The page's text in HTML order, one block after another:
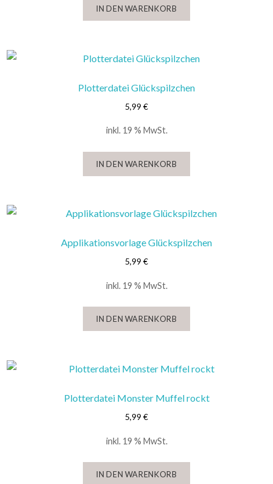
IN DEN WARENKORB
Plotterdatei Glückspilzchen
5,99 €
inkl. 19 % MwSt.
IN DEN WARENKORB
Applikationsvorlage Glückspilzchen
5,99 €
inkl. 19 % MwSt.
IN DEN WARENKORB
Plotterdatei Monster Muffel rockt
5,99 €
inkl. 19 % MwSt.
IN DEN WARENKORB